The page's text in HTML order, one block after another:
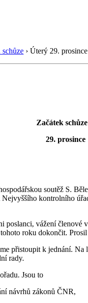
schůze › Úterý 29.
Začátek
29. prosince
soutěž S.
kontrolního
poslanci, vážení
roku dokončit.
přistoupit k jednání.
rady.
Jsou to
návrhů zákonů ČNR,